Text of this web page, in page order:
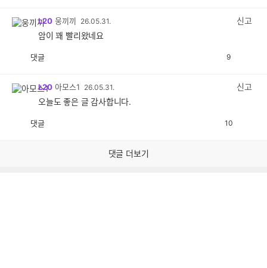
L20 웅끼끼 26.05.31.
신고
암이 꽤 빨리왔네요
댓글 9
L20 아모스1 26.05.31.
신고
오늘도 좋은 글 감사합니다.
댓글 10
댓글 더보기